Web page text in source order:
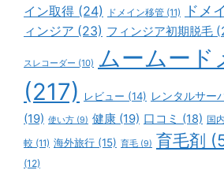
イン取得 (24) ドメイン移管 (11) ドメ
ィンジア (23) フィンジア初期脱毛
スレコーダー (10) ムームード
(217)
レビュー (14) レンタルサー
(19) 使い方 (9) 健康 (19) 口コミ (18) 国
較 (11) 海外旅行 (15) 育毛 (9) 育毛剤
(12)